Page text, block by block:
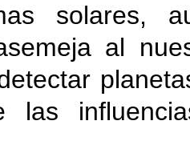
solares,
al
las